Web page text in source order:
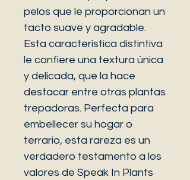
pelos que le proporcionan un
tacto suave y agradable.
Esta característica distintiva
le confiere una textura única
y delicada, que la hace
destacar entre otras plantas
trepadoras. Perfecta para
embellecer su hogar o
terrario, esta rareza es un
verdadero testamento a los
valores de Speak In Plants